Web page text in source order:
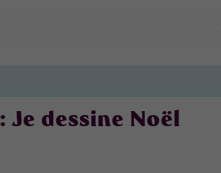
Je dessine Noël